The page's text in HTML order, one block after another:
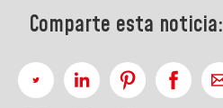
Comparte esta noticia: